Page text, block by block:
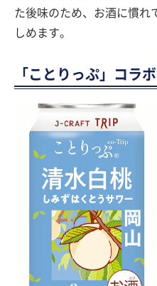
た後味のため、お酒に慣れ
しめます。
「ことりっぷ」コラ